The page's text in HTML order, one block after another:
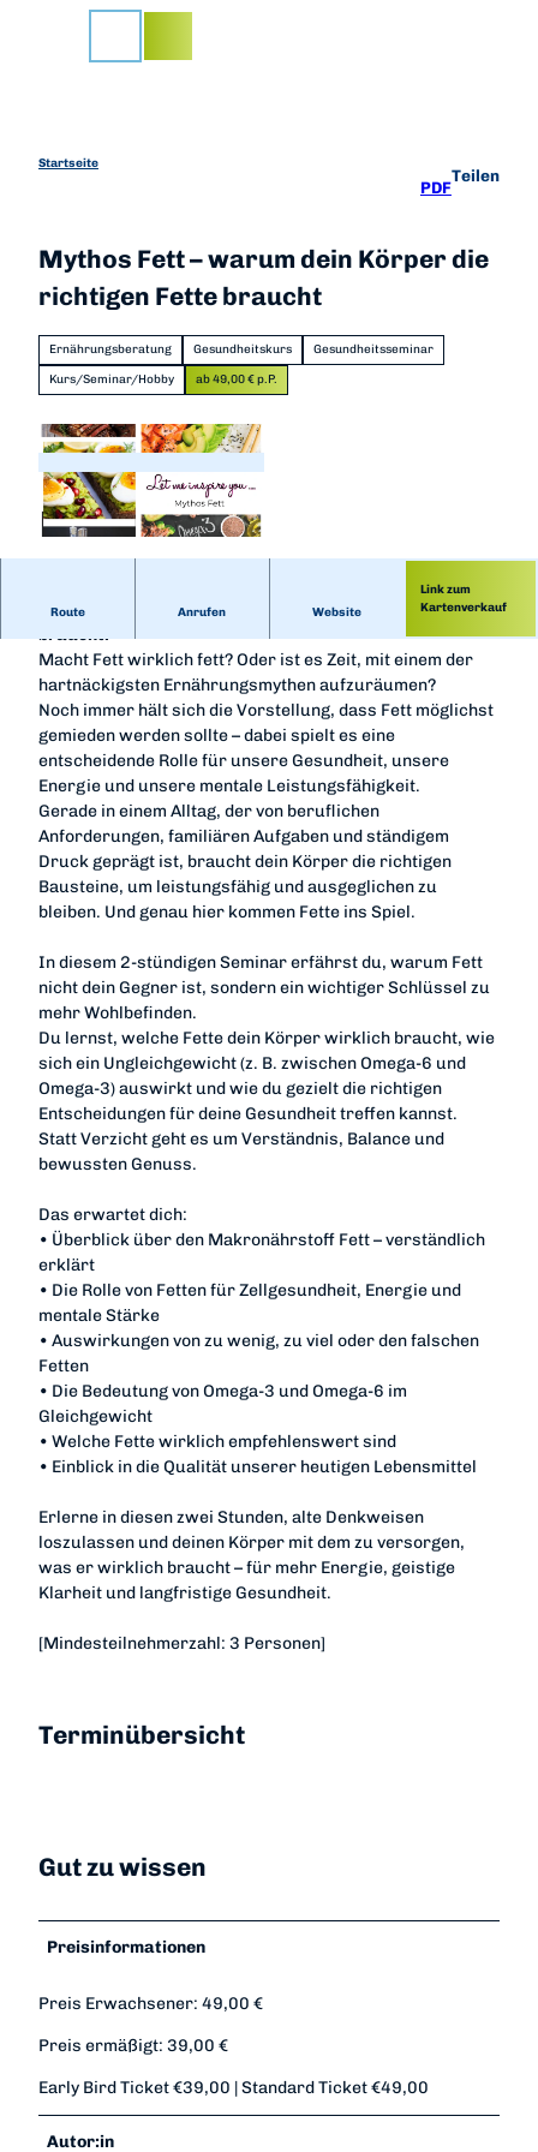
Startseite
PDF
Teilen
Mythos Fett – warum dein Körper die
richtigen Fette braucht
Ernährungsberatung Gesundheitskurs Gesundheitsseminar
Kurs/Seminar/Hobby ab 49,00 € p.P.
Route Anrufen Website
Link zum
Kartenverkauf
Mythos Fett – warum dein Körper die richtigen Fette
braucht.
Macht Fett wirklich fett? Oder ist es Zeit, mit einem der
hartnäckigsten Ernährungsmythen aufzuräumen?
Noch immer hält sich die Vorstellung, dass Fett möglichst
gemieden werden sollte – dabei spielt es eine
entscheidende Rolle für unsere Gesundheit, unsere
Energie und unsere mentale Leistungsfähigkeit.
Gerade in einem Alltag, der von beruflichen
Anforderungen, familiären Aufgaben und ständigem
Druck geprägt ist, braucht dein Körper die richtigen
Bausteine, um leistungsfähig und ausgeglichen zu
bleiben. Und genau hier kommen Fette ins Spiel.
In diesem 2-stündigen Seminar erfährst du, warum Fett
nicht dein Gegner ist, sondern ein wichtiger Schlüssel zu
mehr Wohlbefinden.
Du lernst, welche Fette dein Körper wirklich braucht, wie
sich ein Ungleichgewicht (z. B. zwischen Omega-6 und
Omega-3) auswirkt und wie du gezielt die richtigen
Entscheidungen für deine Gesundheit treffen kannst.
Statt Verzicht geht es um Verständnis, Balance und
bewussten Genuss.
Das erwartet dich:
• Überblick über den Makronährstoff Fett – verständlich
erklärt
• Die Rolle von Fetten für Zellgesundheit, Energie und
mentale Stärke
• Auswirkungen von zu wenig, zu viel oder den falschen
Fetten
• Die Bedeutung von Omega-3 und Omega-6 im
Gleichgewicht
• Welche Fette wirklich empfehlenswert sind
• Einblick in die Qualität unserer heutigen Lebensmittel
Erlerne in diesen zwei Stunden, alte Denkweisen
loszulassen und deinen Körper mit dem zu versorgen,
was er wirklich braucht – für mehr Energie, geistige
Klarheit und langfristige Gesundheit.
[Mindesteilnehmerzahl: 3 Personen]
Terminübersicht
Gut zu wissen
Preisinformationen
Preis Erwachsener: 49,00 €
Preis ermäßigt: 39,00 €
Early Bird Ticket €39,00 | Standard Ticket €49,00
Autor:in